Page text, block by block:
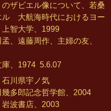
ザビエル像について、若桑
ル 大航海時代におけるヨー
智大学、1999
、遠藤周作、主婦の友、
庫、1974 5.6.07
川県宇ノ気
多郎記念哲学館、2004
波書店、2003